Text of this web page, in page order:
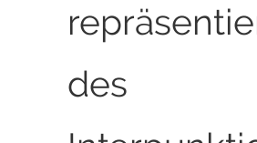
des